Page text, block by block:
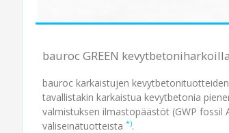
bauroc GREEN
bauroc karkaistujen
tavallistakin karkaistua kevyt­betonia
valmistuksen ilmasto­päästöt (GWP fossil
väliseinä­tuotteista *).